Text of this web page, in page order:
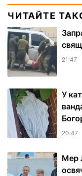
ЧИТАЙТЕ
21:47
У
20:47
Мер